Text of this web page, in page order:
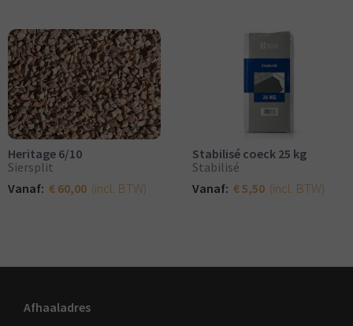
Heritage 6/10
Siersplit
Vanaf: € 60,00 (incl. BTW)
Stabilisé coeck 25 kg
Stabilisé
Vanaf: € 5,50 (incl. BTW)
Afhaaladres